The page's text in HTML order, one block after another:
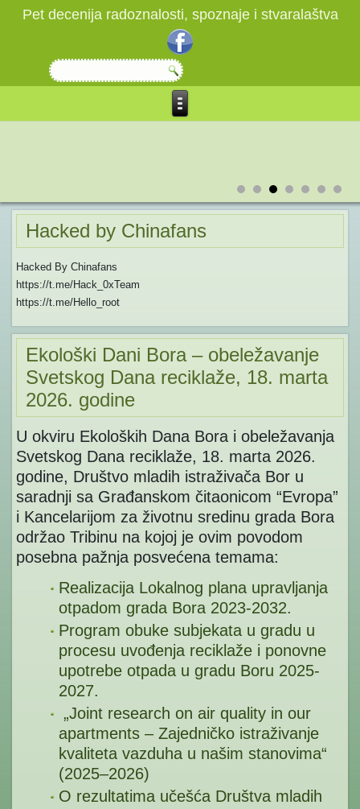
Pet decenija radoznalosti, spoznaje i stvaralaštva
Hacked by Chinafans
Hacked By Chinafans
https://t.me/Hack_0xTeam
https://t.me/Hello_root
Ekološki Dani Bora – obeležavanje
Svetskog Dana reciklaže, 18. marta
2026. godine
U okviru Ekoloških Dana Bora i obeležavanja
Svetskog Dana reciklaže, 18. marta 2026.
godine, Društvo mladih istraživača Bor u
saradnji sa Građanskom čitaonicom “Evropa”
i Kancelarijom za životnu sredinu grada Bora
održao Tribinu na kojoj je ovim povodom
posebna pažnja posvećena temama:
Realizacija Lokalnog plana upravljanja
otpadom grada Bora 2023-2032.
Program obuke subjekata u gradu u
procesu uvođenja reciklaže i ponovne
upotrebe otpada u gradu Boru 2025-
2027.
„Joint research on air quality in our
apartments – Zajedničko istraživanje
kvaliteta vazduha u našim stanovima“
(2025–2026)
O rezultatima učešća Društva mladih